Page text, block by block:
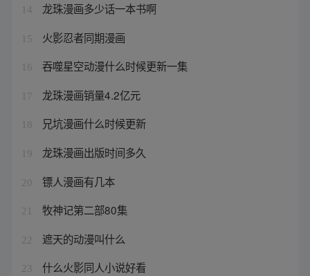
14 龙珠漫画多少话一本书啊
15 火影忍者同期漫画
16 吞噬星空动漫什么时候更新一集
17 龙珠漫画销量4.2亿元
18 兄坑漫画什么时候更新
19 龙珠漫画出版时间多久
20 镖人漫画有几本
21 牧神记第二部80集
22 遮天的动漫叫什么
23 什么火影同人小说好看